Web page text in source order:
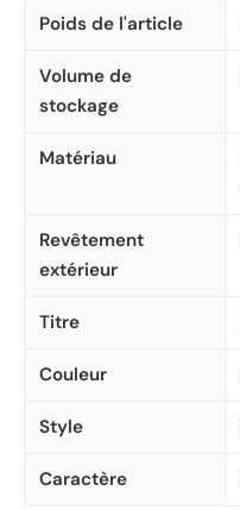
Poids de l'article
Volume de
stockage
Matériau
Revêtement
extérieur
Titre
Couleur
Style
Caractère